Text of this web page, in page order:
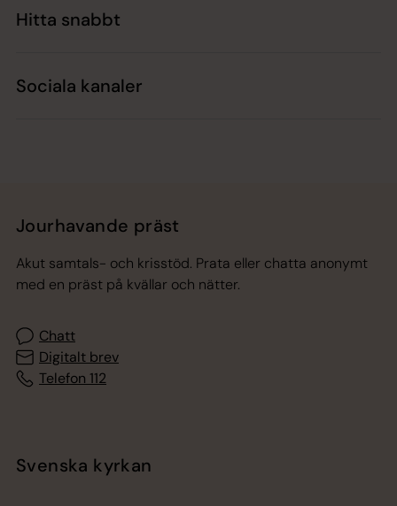
Hitta snabbt
Sociala kanaler
Jourhavande präst
Akut samtals- och krisstöd. Prata eller chatta anonymt
med en präst på kvällar och nätter.
Chatt
Digitalt brev
Telefon 112
Svenska kyrkan